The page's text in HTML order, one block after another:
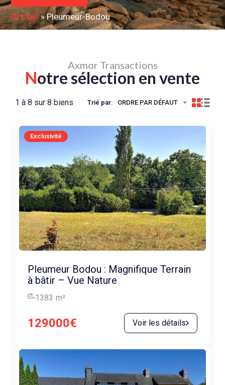
Accueil»Pleumeur-Bodou
Axmor Transactions
Notre sélection en vente
1 à 8 sur 8 biens Trié par: ORDRE PAR DÉFAUT
Exclusivité
Pleumeur Bodou : Magnifique Terrain
à bâtir – Vue Nature
1383 m²
129000€ Voir les détails